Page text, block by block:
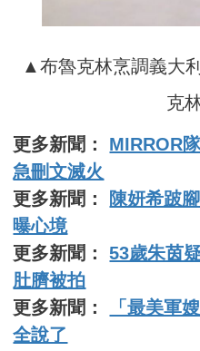
▲布魯克林烹調義大
克
更多新聞： MIRROR
急刪文滅火
更多新聞：
陳妍希跛
曝心境
更多新聞：53歲朱茵
肚臍被拍
更多新聞：
「最美軍
全說了